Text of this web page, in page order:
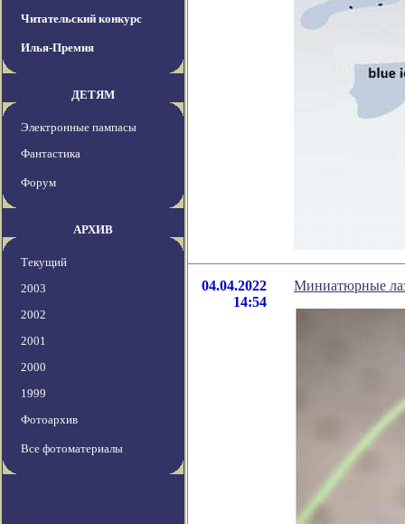
Читательский конкурс
Илья-Премия
ДЕТЯМ
Электронные пампасы
Фантастика
Форум
АРХИВ
Текущий
2003
2002
2001
2000
1999
Фотоархив
Все фотоматериалы
04.04.2022
14:54
Миниатюрные